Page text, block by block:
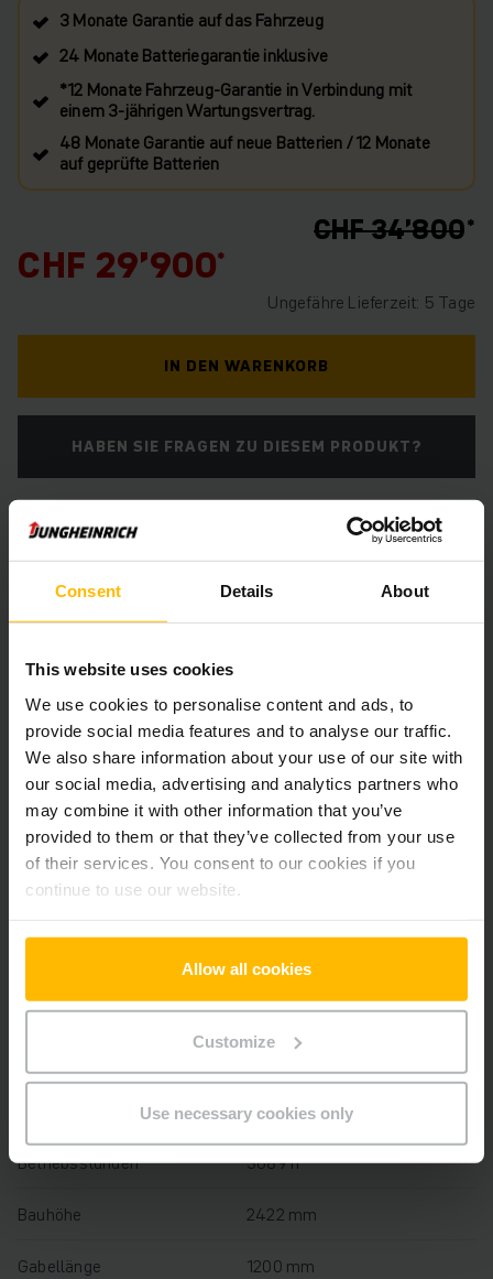
Consent Details About
This website uses cookies
We use cookies to personalise content and ads, to
provide social media features and to analyse our traffic.
We also share information about your use of our site with
our social media, advertising and analytics partners who
may combine it with other information that you’ve
provided to them or that they’ve collected from your use
of their services. You consent to our cookies if you
continue to use our website.
Allow all cookies
Customize
Use necessary cookies only
3 Monate Garantie auf das Fahrzeug
24 Monate Batteriegarantie inklusive
*12 Monate Fahrzeug-Garantie in Verbindung mit
einem 3-jährigen Wartungsvertrag.
48 Monate Garantie auf neue Batterien / 12 Monate
auf geprüfte Batterien
CHF 34’800
CHF 29’900
Ungefähre Lieferzeit: 5 Tage
IN DEN WARENKORB
HABEN SIE FRAGEN ZU DIESEM PRODUKT?
durch die Jungheinrich AG zustande.
Produktinformationen
Der folgende Abschnitt bietet eine umfassende
Zusammenfassung der technischen Spezifikationen und
Ausstattungen des Fahrzeugs.
Technische Daten
Batterie Lithium Ionen, 48 V / 390 Ah
Ladegerät
Baujahr 2020
2000 kg
Betriebsstunden 3689 h
Bauhöhe 2422 mm
Gabellänge 1200 mm